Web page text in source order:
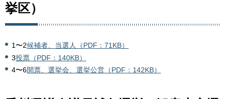
挙区）
1〜2候補者、当選人（PDF：71KB）
3投票（PDF：140KB）
4〜6開票、選挙会、選挙公営（PDF：142KB）